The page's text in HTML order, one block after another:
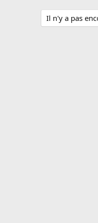
Il n'y a pas